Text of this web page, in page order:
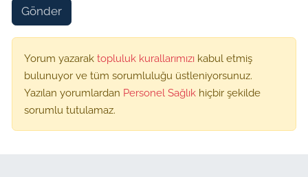
Gönder
Yorum yazarak topluluk kurallarımızı kabul etmiş
bulunuyor ve tüm sorumluluğu üstleniyorsunuz.
Yazılan yorumlardan Personel Sağlık hiçbir şekilde
sorumlu tutulamaz.